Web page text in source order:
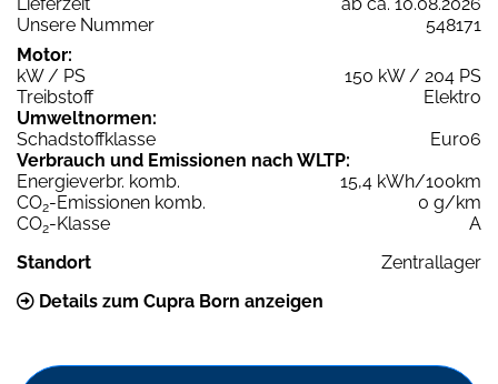
Unsere Nummer
548171
Motor:
kW / PS
150 kW / 204 PS
Treibstoff
Elektro
Umweltnormen:
Schadstoffklasse
Euro6
Verbrauch und Emissionen nach WLTP:
Energieverbr. komb.
15,4 kWh/100km
CO2-Emissionen komb.
0 g/km
CO2-Klasse
A
Standort
Zentrallager
Details zum Cupra Born anzeigen